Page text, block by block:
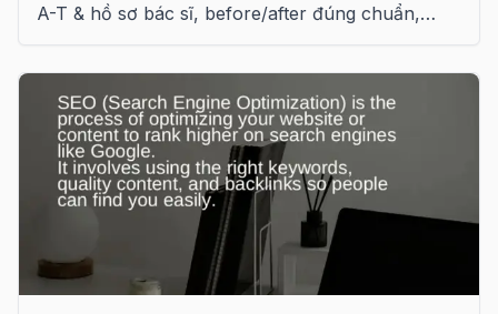
A-T & hồ sơ bác sĩ, before/after đúng chuẩn,